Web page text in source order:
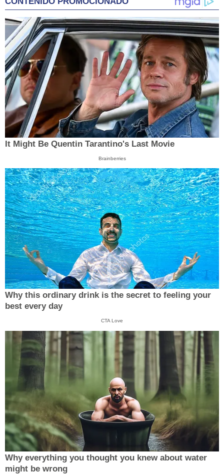
It Might Be Quentin Tarantino's Last Movie
Brainberries
Why this ordinary drink is the secret to feeling your
best every day
CTA Love
Why everything you thought you knew about water
might be wrong